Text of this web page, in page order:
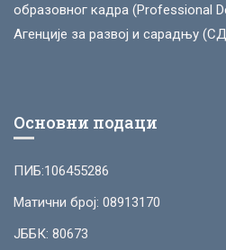
образовног кадра (Professional
Агенције за развој и сарадњу
Основни подаци
ПИБ:106455286
Матични број: 08913170
ЈББК: 80673